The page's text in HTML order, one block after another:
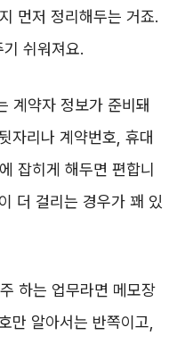
먼저 정리해두는 거죠.
쉬워져요.
계약자 정보가 준비돼
자리나 계약번호, 휴대
잡히게 해두면 편합니
더 걸리는 경우가 꽤 있
하는 업무라면 메모장
만 알아서는 반쪽이고,